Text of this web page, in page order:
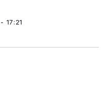
17:21